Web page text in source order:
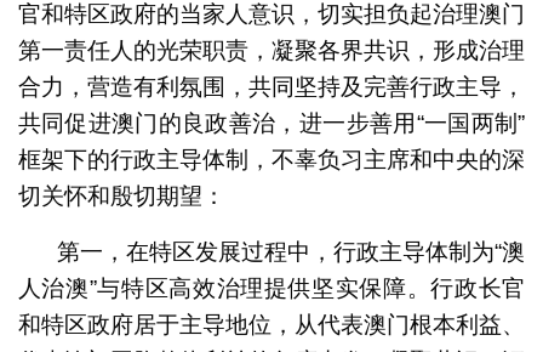
官和特区政府的当家人意识，切实担负起治理澳门
第一责任人的光荣职责，凝聚各界共识，形成治理
合力，营造有利氛围，共同坚持及完善行政主导，
共同促进澳门的良政善治，进一步善用“一国两制”
框架下的行政主导体制，不辜负习主席和中央的深
切关怀和殷切期望：
第一，在特区发展过程中，行政主导体制为“澳
人治澳”与特区高效治理提供坚实保障。行政长官
和特区政府居于主导地位，从代表澳门根本利益、